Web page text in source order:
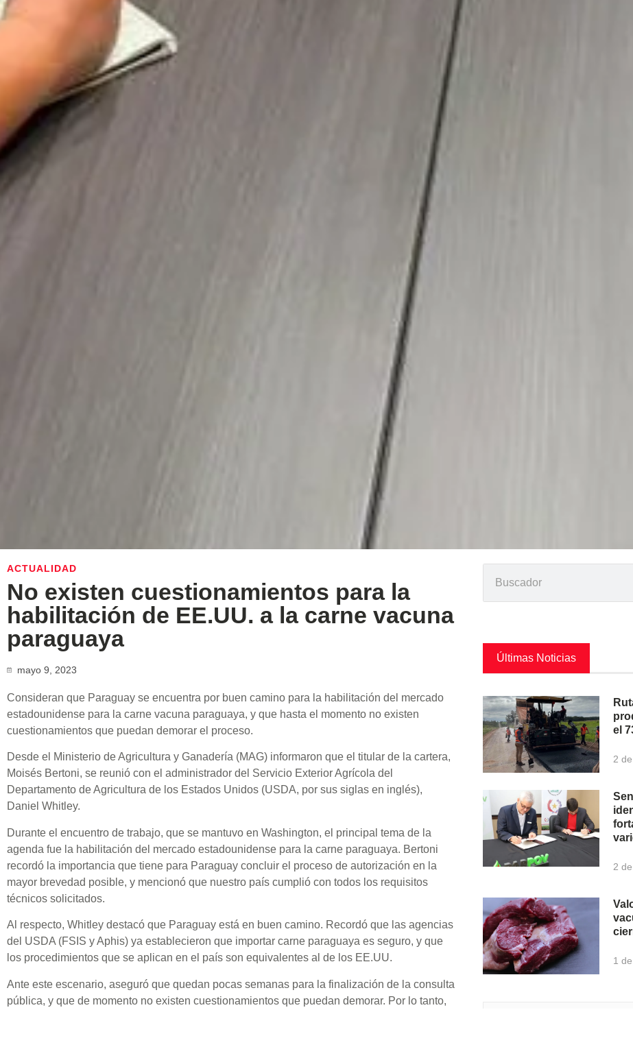
ACTUALIDAD
No existen cuestionamientos para la
habilitación de EE.UU. a la carne vacuna
paraguaya
mayo 9, 2023
Consideran que Paraguay se encuentra por buen camino para la habilitación del mercado
estadounidense para la carne vacuna paraguaya, y que hasta el momento no existen
cuestionamientos que puedan demorar el proceso.
Desde el Ministerio de Agricultura y Ganadería (MAG) informaron que el titular de la cartera,
Moisés Bertoni, se reunió con el administrador del Servicio Exterior Agrícola del
Departamento de Agricultura de los Estados Unidos (USDA, por sus siglas en inglés),
Daniel Whitley.
Durante el encuentro de trabajo, que se mantuvo en Washington, el principal tema de la
agenda fue la habilitación del mercado estadounidense para la carne paraguaya. Bertoni
recordó la importancia que tiene para Paraguay concluir el proceso de autorización en la
mayor brevedad posible, y mencionó que nuestro país cumplió con todos los requisitos
técnicos solicitados.
Al respecto, Whitley destacó que Paraguay está en buen camino. Recordó que las agencias
del USDA (FSIS y Aphis) ya establecieron que importar carne paraguaya es seguro, y que
los procedimientos que se aplican en el país son equivalentes al de los EE.UU.
Ante este escenario, aseguró que quedan pocas semanas para la finalización de la consulta
pública, y que de momento no existen cuestionamientos que puedan demorar. Por lo tanto,
Últimas Noticias
el
2
2
1